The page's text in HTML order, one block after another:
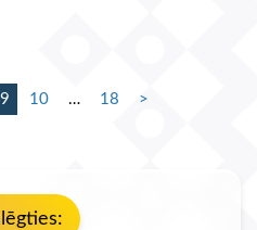
9 10 … 18 >